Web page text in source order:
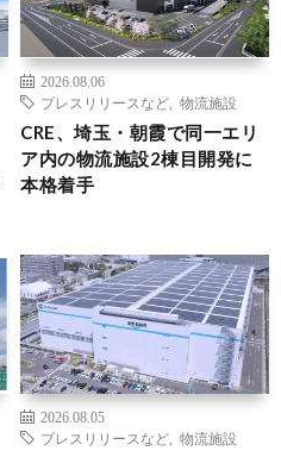
2026.08.06
プレスリリースなど
物流施設
CRE、埼玉・朝霞で同一エリ
ア内の物流施設2棟目開発に
本格着手
2026.08.05
プレスリリースなど
物流施設